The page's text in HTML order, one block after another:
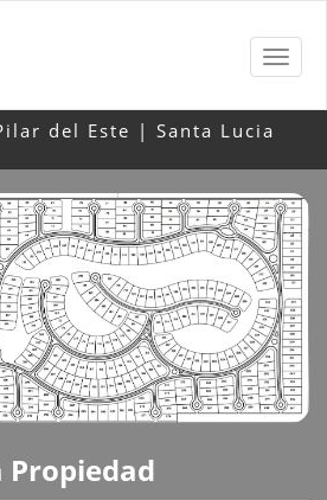
del Este | Santa Lucia
Propiedad